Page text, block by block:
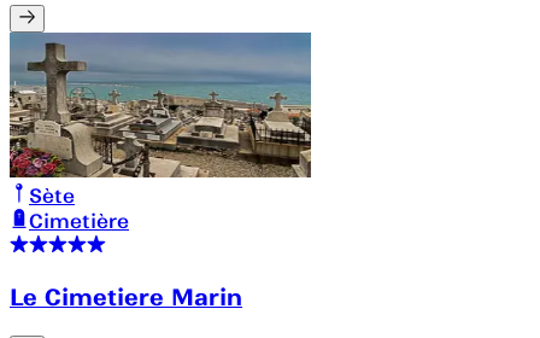
Sète
Cimetière
Le Cimetiere Marin